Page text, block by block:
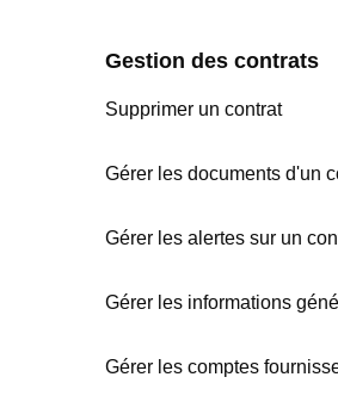
Gestion des contrats
Supprimer un contrat
Gérer les documents d'un
Gérer les alertes sur un
Gérer les informations
Gérer les comptes